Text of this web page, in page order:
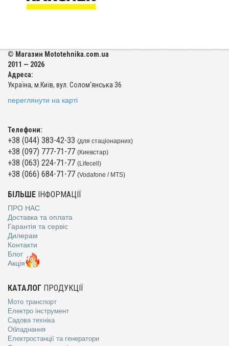
© Магазин Mototehnika.com.ua
2011 — 2026
Адреса:
Україна, м.Київ, вул. Солом'янська 36
переглянути на карті
Телефони:
+38 (044) 383-42-33 (для стаціонарних)
+38 (097) 777-71-77 (Киевстар)
+38 (063) 224-71-77 (Lifecell)
+38 (066) 684-71-77 (Vodafone / MTS)
БІЛЬШЕ ІНФОРМАЦІЇ
ПРО НАС
Доставка та оплата
Гарантія та сервіс
Дилерам
Контакти
Блог
Акція
КАТАЛОГ ПРОДУКЦІЇ
Мото транспорт
Електро інструмент
Садова техніка
Обладнання
Електростанції та генератори